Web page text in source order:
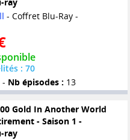
- Coffret Blu-Ray -
: 70
- Nb épisodes : 13
Gold In Another World
- Saison 1 -
ray